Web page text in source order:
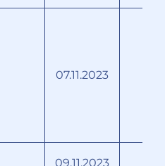
07.11.2023
09.11.2023